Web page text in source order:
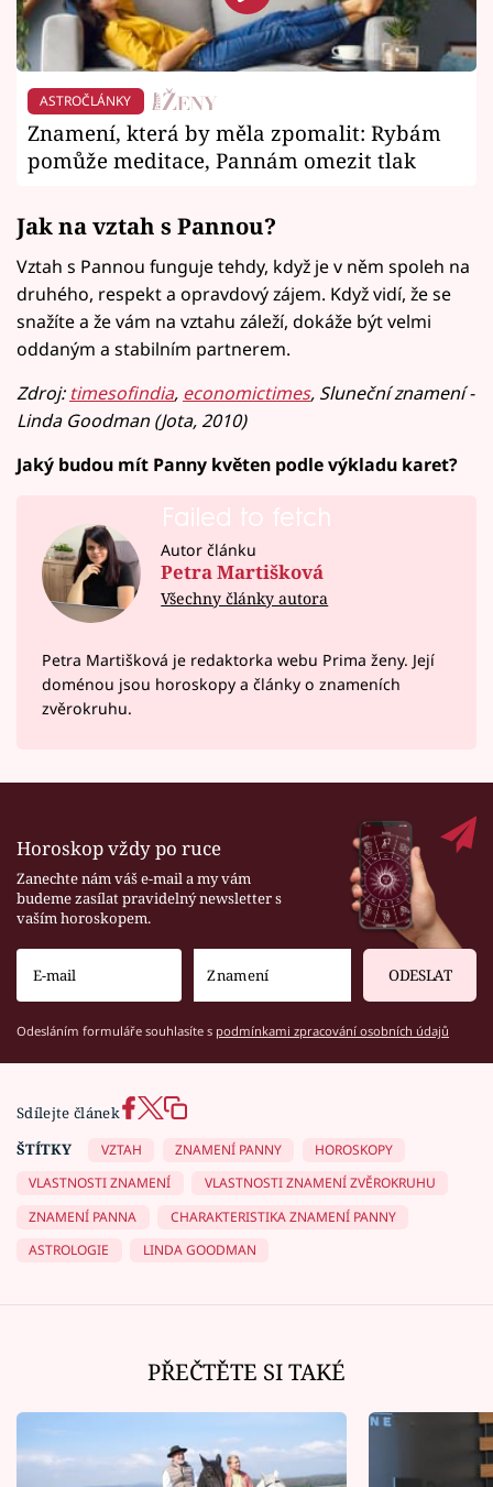
ASTROČLÁNKY
Znamení, která by měla zpomalit: Rybám
pomůže meditace, Pannám omezit tlak
Jak na vztah s Pannou?
Vztah s Pannou funguje tehdy, když je v něm spoleh na
druhého, respekt a opravdový zájem. Když vidí, že se
snažíte a že vám na vztahu záleží, dokáže být velmi
oddaným a stabilním partnerem.
Zdroj: timesofindia, economictimes, Sluneční znamení -
Linda Goodman (Jota, 2010)
Jaký budou mít Panny květen podle výkladu karet?
Failed to fetch
Autor článku
Petra Martišková
Všechny články autora
Petra Martišková je redaktorka webu Prima ženy. Její
doménou jsou horoskopy a články o znameních
zvěrokruhu.
Horoskop vždy po ruce
Zanechte nám váš e-mail a my vám
budeme zasílat pravidelný newsletter s
vaším horoskopem.
ODESLAT
Odesláním formuláře souhlasíte s podmínkami zpracování osobních údajů
Sdílejte článek
ŠTÍTKY
VZTAH ZNAMENÍ PANNY
HOROSKOPY
VLASTNOSTI ZNAMENÍ
VLASTNOSTI ZNAMENÍ ZVĚROKRUHU
ZNAMENÍ PANNA
CHARAKTERISTIKA ZNAMENÍ PANNY
ASTROLOGIE
LINDA GOODMAN
PŘEČTĚTE SI TAKÉ